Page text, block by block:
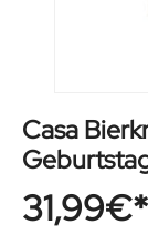
Casa
31,99€